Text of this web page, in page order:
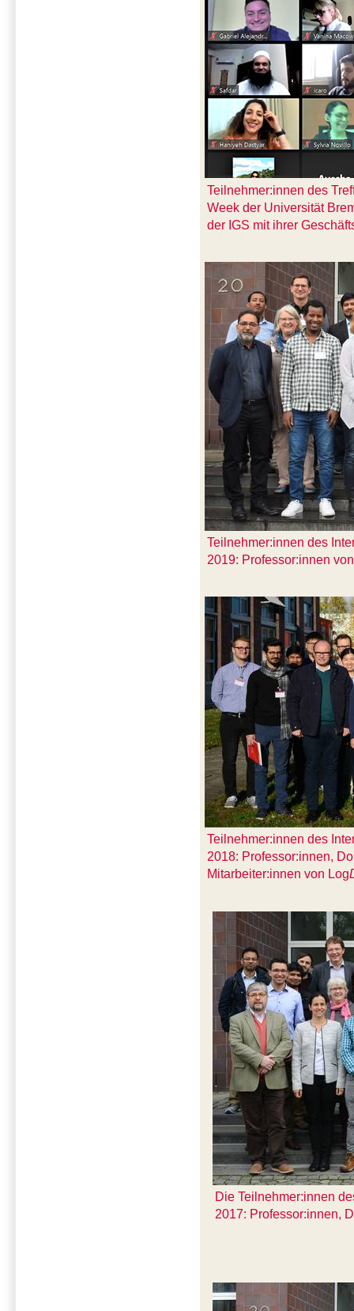
Teilnehmer:innen des
Week der Universität
der IGS mit ihrer
Teilnehmer:innen des
2019: Professor:innen
Teilnehmer:innen des
2018: Professor:innen,
Mitarbeiter:innen von Log
Die Teilnehmer:innen
2017: Professor:innen,